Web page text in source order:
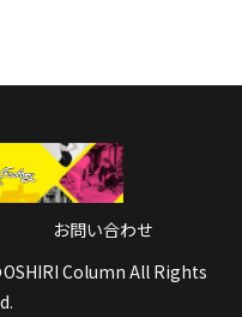
お問い合わせ
Column All Rights